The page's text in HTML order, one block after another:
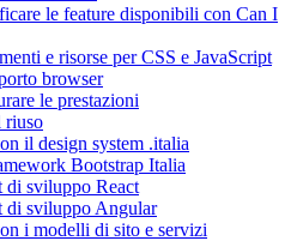
le feature disponibili con Can I
e risorse per CSS e JavaScript
browser
le prestazioni
riuso
il design system .italia
Bootstrap Italia
sviluppo React
di sviluppo Angular
i modelli di sito e servizi